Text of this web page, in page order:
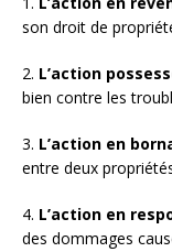
son droit de
2. L’action
bien contre les
3. L’action en
entre deux
4. L’action en
des dommages